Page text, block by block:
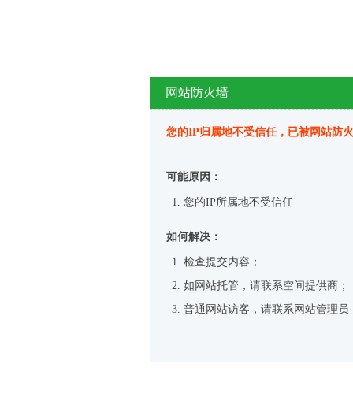
网站防火墙
您的IP归属地不受信任，已被网站防
可能原因：
您的IP所属地不受信任
如何解决：
检查提交内容；
如网站托管，请联系空间提供商；
普通网站访客，请联系网站管理员